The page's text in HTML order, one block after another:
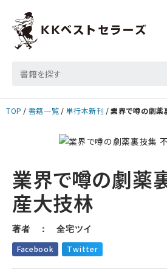
TOP 書籍一覧 単行本新刊 業界で噂の劇薬
業界で噂の劇薬
産大技林
著者 ： 全宅ツイ
Facebook Twitter